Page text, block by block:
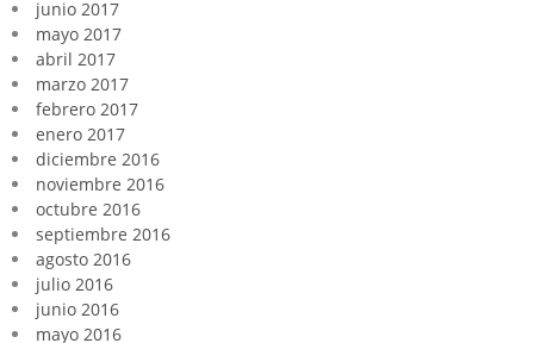
junio 2017
mayo 2017
abril 2017
marzo 2017
febrero 2017
enero 2017
diciembre 2016
noviembre 2016
octubre 2016
septiembre 2016
agosto 2016
julio 2016
junio 2016
mayo 2016